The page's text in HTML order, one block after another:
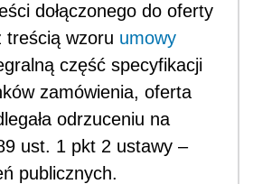
dołączonego do oferty
treścią wzoru umowy
część specyfikacji
zamówienia, oferta
odrzuceniu na
ust. 1 pkt 2 ustawy –
publicznych.